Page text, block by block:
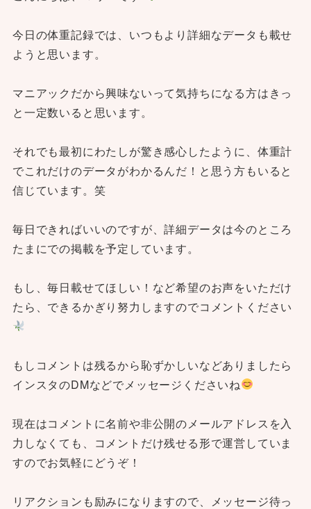
今日の体重記録では、いつもより詳細なデータも載せ
ようと思います。
マニアックだから興味ないって気持ちになる方はきっ
と一定数いると思います。
それでも最初にわたしが驚き感心したように、体重計
でこれだけのデータがわかるんだ！と思う方もいると
信じています。笑
毎日できればいいのですが、詳細データは今のところ
たまにでの掲載を予定しています。
もし、毎日載せてほしい！など希望のお声をいただけ
たら、できるかぎり努力しますのでコメントください
もしコメントは残るから恥ずかしいなどありましたら
インスタのDMなどでメッセージくださいね
現在はコメントに名前や非公開のメールアドレスを入
力しなくても、コメントだけ残せる形で運営していま
すのでお気軽にどうぞ！
リアクションも励みになりますので、メッセージ待っ